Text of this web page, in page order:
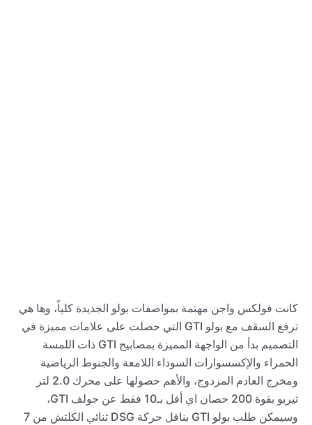
كانت فولكس واجن مهتمة بمواصفات بولو الجديدة كلياً، وها هي
ترفع السقف مع بولو GTI التي حصلت على علامات مميزة في
التصميم بدأ من الواجهة المميزة بمصابيح GTI ذات اللمسة
الحمراء والإكسسوارات السوداء اللامعة والجنوط الرياضية
ومخرج العادم المزدوج، والأهم حصولها على محرك 2.0 لتر
تيربو بقوة 200 حصان اي أقل بـ10 فقط عن جولف GTI،
وسيمكن طلب بولو GTI بناقل حركة DSG ثنائي الكلتش من 7